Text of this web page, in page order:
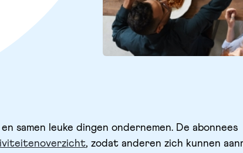
samen leuke dingen ondernemen. De abonnees
, zodat anderen zich kunnen